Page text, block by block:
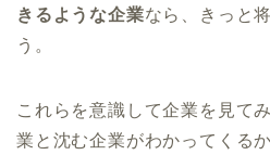
きるような企業なら、きっと
う。
これらを意識して企業を見て
業と沈む企業がわかってくる